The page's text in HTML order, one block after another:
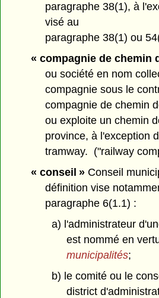
paragraphe 38(1), à
visé au
paragraphe 38(1) ou
« compagnie de chemin
ou société en nom
compagnie sous le
compagnie de chemin
ou exploite un chemin
province, à l'exception
tramway. ("railway
« conseil »Conseil
définition vise
paragraphe 6(1.1) :
a) l'administrateur
est nommé en
municipalités;
b) le comité ou le
district